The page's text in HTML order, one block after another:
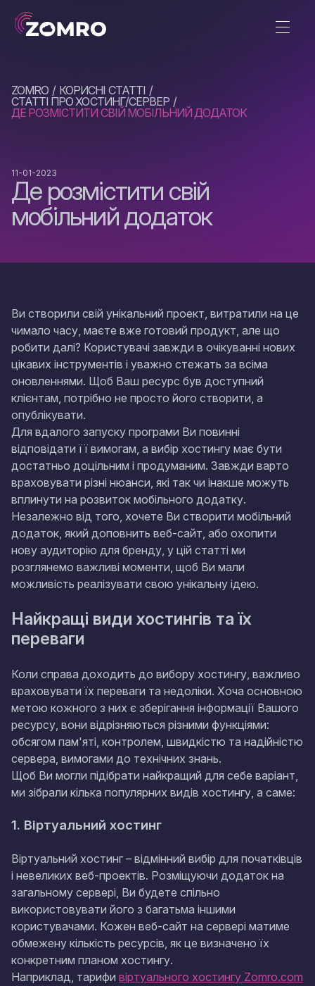
ZOMRO
КОРИСНІ СТАТТІ
СТАТТІ ПРО ХОСТИНГ/СЕРВЕР
ДЕ РОЗМІСТИТИ СВІЙ МОБІЛЬНИЙ ДОДАТОК
Де розмістити свій
мобільний додаток
11-01-2023
Ви створили свій унікальний проект, витратили на це
чимало часу, маєте вже готовий продукт, але що
робити далі? Користувачі завжди в очікуванні нових
цікавих інструментів і уважно стежать за всіма
оновленнями. Щоб Ваш ресурс був доступний
клієнтам, потрібно не просто його створити, а
опублікувати.
Для вдалого запуску програми Ви повинні
відповідати її вимогам, а вибір хостингу має бути
достатньо доцільним і продуманим. Завжди варто
враховувати різні нюанси, які так чи інакше можуть
вплинути на розвиток мобільного додатку.
Незалежно від того, хочете Ви створити мобільний
додаток, який доповнить веб-сайт, або охопити
нову аудиторію для бренду, у цій статті ми
розглянемо важливі моменти, щоб Ви мали
можливість реалізувати свою унікальну ідею.
Найкращі види хостингів та їх
переваги
Коли справа доходить до вибору хостингу, важливо
враховувати їх переваги та недоліки. Хоча основною
метою кожного з них є зберігання інформації Вашого
ресурсу, вони відрізняються різними функціями:
обсягом пам'яті, контролем, швидкістю та надійністю
сервера, вимогами до технічних знань.
Щоб Ви могли підібрати найкращий для себе варіант,
ми зібрали кілька популярних видів хостингу, а саме:
1. Віртуальний хостинг
Віртуальний хостинг – відмінний вибір для початківців
і невеликих веб-проектів. Розміщуючи додаток на
загальному сервері, Ви будете спільно
використовувати його з багатьма іншими
користувачами. Кожен веб-сайт на сервері матиме
обмежену кількість ресурсів, як це визначено їх
конкретним планом хостингу.
Наприклад, тарифи віртуального хостингу Zomro.com